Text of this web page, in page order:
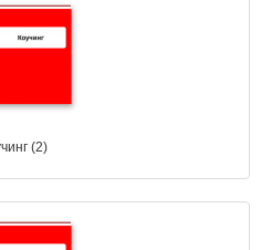
(2)